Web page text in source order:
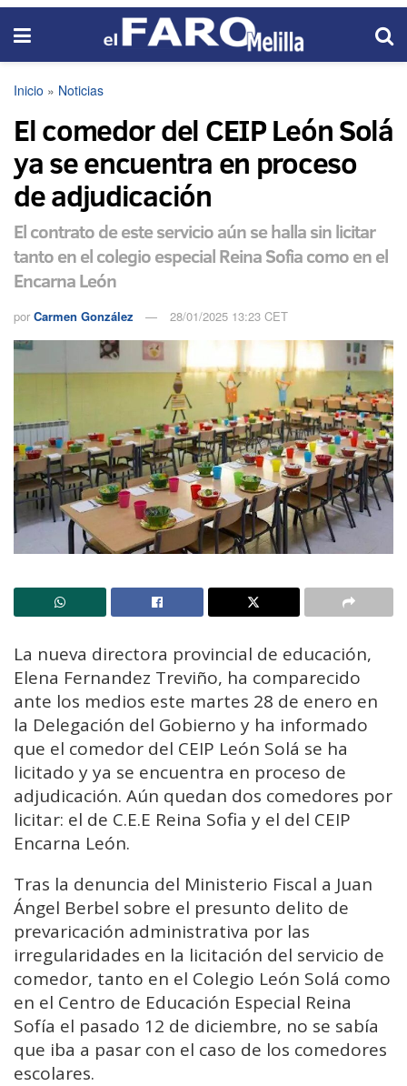
Inicio » Noticias
El comedor del CEIP León Solá
ya se encuentra en proceso
de adjudicación
El contrato de este servicio aún se halla sin licitar
tanto en el colegio especial Reina Sofia como en el
Encarna León
por Carmen González 28/01/2025 13:23 CET
La nueva directora provincial de educación,
Elena Fernandez Treviño, ha comparecido
ante los medios este martes 28 de enero en
la Delegación del Gobierno y ha informado
que el comedor del CEIP León Solá se ha
licitado y ya se encuentra en proceso de
adjudicación. Aún quedan dos comedores por
licitar: el de C.E.E Reina Sofia y el del CEIP
Encarna León.
Tras la denuncia del Ministerio Fiscal a Juan
Ángel Berbel sobre el presunto delito de
prevaricación administrativa por las
irregularidades en la licitación del servicio de
comedor, tanto en el Colegio León Solá como
en el Centro de Educación Especial Reina
Sofía el pasado 12 de diciembre, no se sabía
que iba a pasar con el caso de los comedores
escolares.